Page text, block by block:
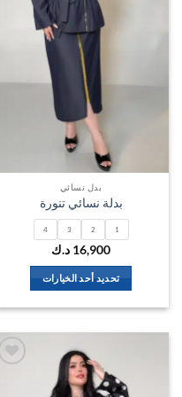
الخيارات
على
صفحة
بدل نسائي
بدلة نسائي تنورة
1
2
3
4
16,900 د.ك
تحديد أحد الخيارات
من
الأشكال
المختلفة
لهذا